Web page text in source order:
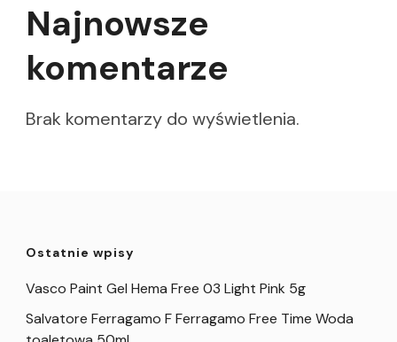
Najnowsze
komentarze
Brak komentarzy do wyświetlenia.
Ostatnie wpisy
Vasco Paint Gel Hema Free 03 Light Pink 5g
Salvatore Ferragamo F Ferragamo Free Time Woda